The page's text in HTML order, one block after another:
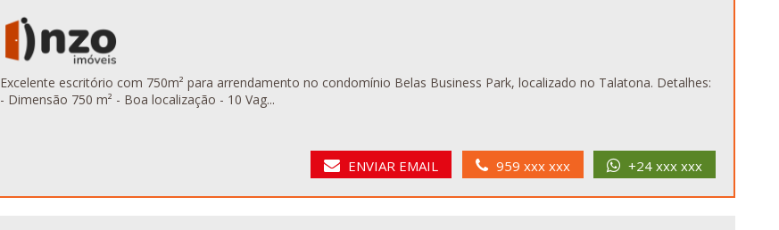
Excelente escritório com 750m² para arrendamento no condomínio Belas Business Park, localizado no Talatona. Detalhes:
- Dimensão 750 m² - Boa localização - 10 Vag...
ENVIAR EMAIL 959 xxx xxx +24 xxx xxx